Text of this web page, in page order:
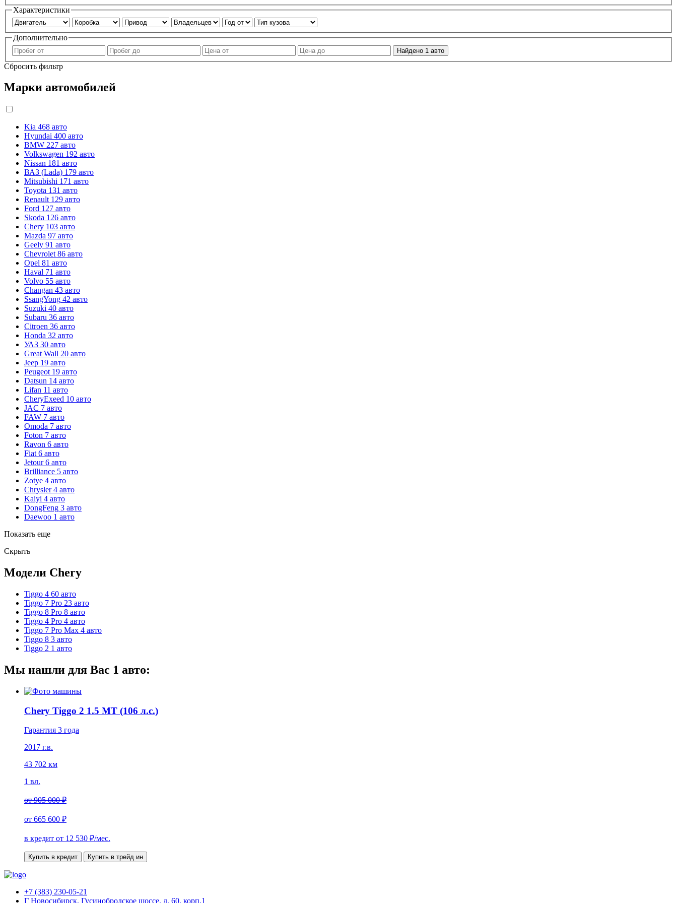
Характеристики
Дополнительно
Найдено 1 авто
Сбросить фильтр
Марки автомобилей
Kia 468 авто
Hyundai 400 авто
BMW 227 авто
Volkswagen 192 авто
Nissan 181 авто
ВАЗ (Lada) 179 авто
Mitsubishi 171 авто
Toyota 131 авто
Renault 129 авто
Ford 127 авто
Skoda 126 авто
Chery 103 авто
Mazda 97 авто
Geely 91 авто
Chevrolet 86 авто
Opel 81 авто
Haval 71 авто
Volvo 55 авто
Changan 43 авто
SsangYong 42 авто
Suzuki 40 авто
Subaru 36 авто
Citroen 36 авто
Honda 32 авто
УАЗ 30 авто
Great Wall 20 авто
Jeep 19 авто
Peugeot 19 авто
Datsun 14 авто
Lifan 11 авто
CheryExeed 10 авто
JAC 7 авто
FAW 7 авто
Omoda 7 авто
Foton 7 авто
Ravon 6 авто
Fiat 6 авто
Jetour 6 авто
Brilliance 5 авто
Zotye 4 авто
Chrysler 4 авто
Kaiyi 4 авто
DongFeng 3 авто
Daewoo 1 авто
Показать еще
Скрыть
Модели Chery
Tiggo 4 60 авто
Tiggo 7 Pro 23 авто
Tiggo 8 Pro 8 авто
Tiggo 4 Pro 4 авто
Tiggo 7 Pro Max 4 авто
Tiggo 8 3 авто
Tiggo 2 1 авто
Мы нашли для Вас 1 авто:
Chery Tiggo 2 1.5 MT (106 л.с.)
Гарантия 3 года
2017 г.в.
43 702 км
1 вл.
от905 000 ₽
от 665 600 ₽
в кредит от 12 530 ₽/мес.
Купить в кредит Купить в трейд ин
+7 (383) 230-05-21
Г Новосибирск, Гусинобродское шоссе, д. 60, корп.1